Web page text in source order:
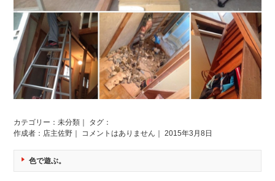
カテゴリー： 未分類 ｜ タグ：
作成者：店主佐野｜
コメントはありません ｜ 2015年3月8日
色で遊ぶ。